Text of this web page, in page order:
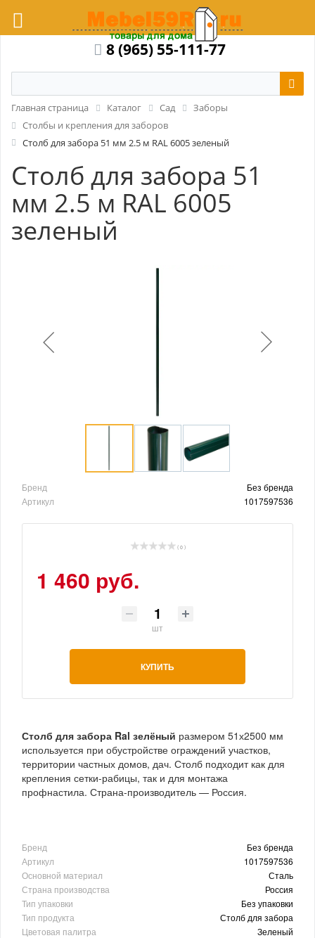
8 (965) 55-111-77
Главная страница Каталог Сад
Заборы
Столбы и крепления для заборов
Столб для забора 51 мм 2.5 м RAL 6005 зеленый
Столб для забора 51
мм 2.5 м RAL 6005
зеленый
Бренд
Без бренда
Артикул
1017597536
( 0 )
1 460 руб.
шт
КУПИТЬ
Столб для забора Ral зелёный размером 51х2500 мм
используется при обустройстве ограждений участков,
территории частных домов, дач. Столб подходит как для
крепления сетки-рабицы, так и для монтажа
профнастила. Страна-производитель — Россия.
Бренд
Без бренда
Артикул
1017597536
Основной материал
Сталь
Страна производства
Россия
Тип упаковки
Без упаковки
Тип продукта
Столб для забора
Цветовая палитра
Зеленый